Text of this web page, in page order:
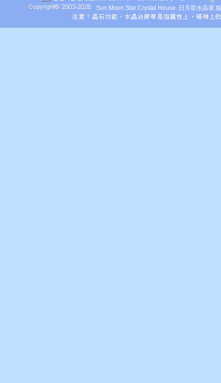
Sun Moon Star Crystal House. 日月星水晶屋